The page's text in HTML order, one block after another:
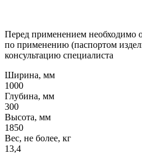
Перед применением необходимо
по применению (паспортом
консультацию специалиста
Ширина, мм
1000
Глубина, мм
300
Высота, мм
1850
Вес, не более, кг
13,4